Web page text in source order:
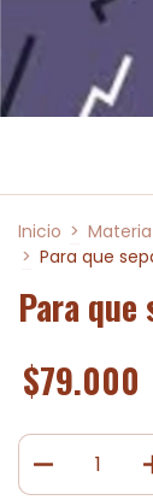
Inicio >
> Para que
Para que
$79.000